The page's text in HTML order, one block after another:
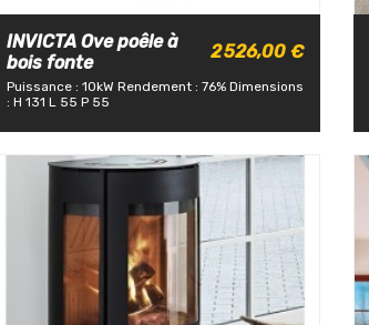
INVICTA Ove poêle à
bois fonte
2 526,00 €
Puissance : 10kW Rendement : 76% Dimensions
: H 131 L 55 P 55